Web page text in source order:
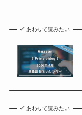
あわせて読みたい
あわせて読みたい